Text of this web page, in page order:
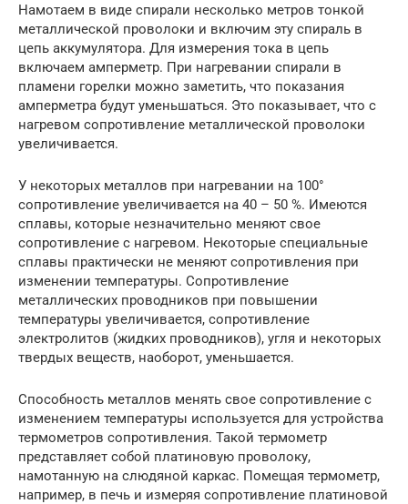
Намотаем в виде спирали несколько метров тонкой
металлической проволоки и включим эту спираль в
цепь аккумулятора. Для измерения тока в цепь
включаем амперметр. При нагревании спирали в
пламени горелки можно заметить, что показания
амперметра будут уменьшаться. Это показывает, что с
нагревом сопротивление металлической проволоки
увеличивается.
У некоторых металлов при нагревании на 100°
сопротивление увеличивается на 40 – 50 %. Имеются
сплавы, которые незначительно меняют свое
сопротивление с нагревом. Некоторые специальные
сплавы практически не меняют сопротивления при
изменении температуры. Сопротивление
металлических проводников при повышении
температуры увеличивается, сопротивление
электролитов (жидких проводников), угля и некоторых
твердых веществ, наоборот, уменьшается.
Способность металлов менять свое сопротивление с
изменением температуры используется для устройства
термометров сопротивления. Такой термометр
представляет собой платиновую проволоку,
намотанную на слюдяной каркас. Помещая термометр,
например, в печь и измеряя сопротивление платиновой